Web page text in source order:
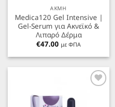
ΑΚΜΗ
Medica120 Gel Intensive |
Gel-Serum για Ακνεϊκό &
Λιπαρό Δέρμα
€47.00 με ΦΠΑ
Προσθήκη